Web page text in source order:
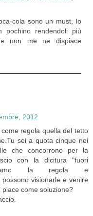
cola sono un must, lo
rendendoli più
non me ne dispiace
2012
regola quella del tetto
sei a quota cinque nei
che concorrono per la
con la dicitura "fuori
la regola e
visionarle e venire
come soluzione?